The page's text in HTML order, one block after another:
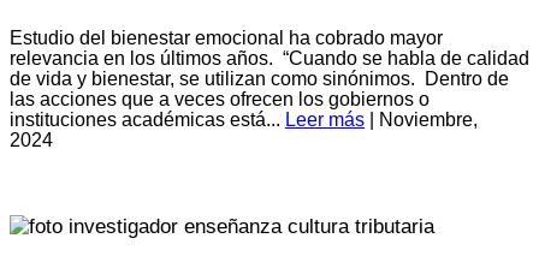
Estudio del bienestar emocional ha cobrado mayor
relevancia en los últimos años. “Cuando se habla de calidad
de vida y bienestar, se utilizan como sinónimos. Dentro de
las acciones que a veces ofrecen los gobiernos o
instituciones académicas está... Leer más | Noviembre,
2024